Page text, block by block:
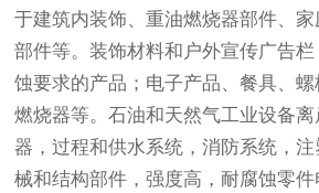
于建筑内装饰、重油燃烧器部件、
部件等。装饰材料和户外宣传广告
蚀要求的产品；电子产品、餐具、
燃烧器等。石油和天然气工业设备
器，过程和供水系统，消防系统，
械和结构部件，强度高，耐腐蚀零